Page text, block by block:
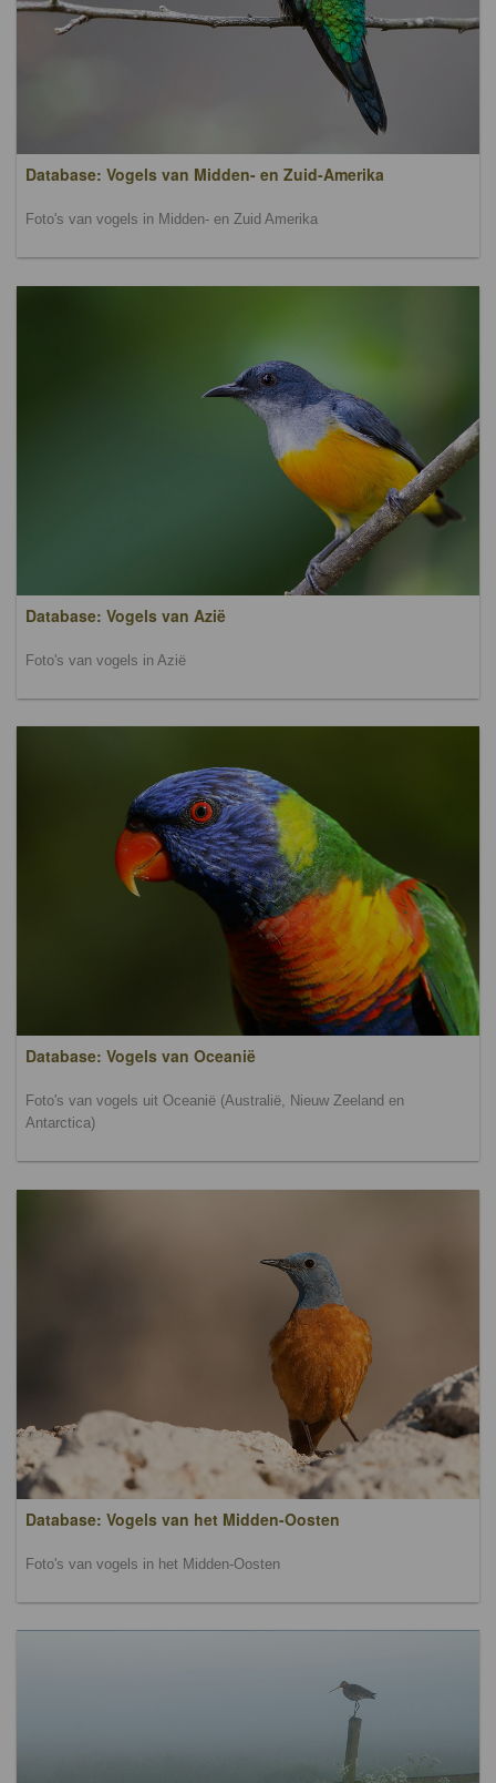
Database: Vogels van Midden- en Zuid-Amerika
Foto's van vogels in Midden- en Zuid Amerika
Database: Vogels van Azië
Foto's van vogels in Azië
Database: Vogels van Oceanië
Foto's van vogels uit Oceanië (Australië, Nieuw Zeeland en
Antarctica)
Database: Vogels van het Midden-Oosten
Foto's van vogels in het Midden-Oosten